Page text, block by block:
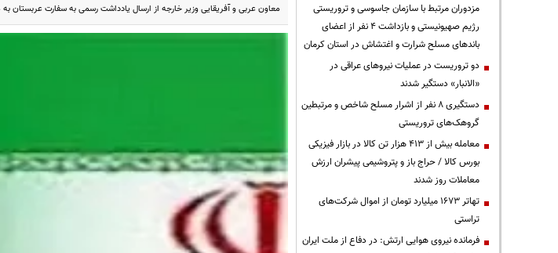
معاون عربی و آفریقایی وزیر خارجه از ارسال یادداشت رسمی به سفارت عربستان
مزدوران مرتبط با سازمان جاسوسی و تروریستی
رژیم صهیونیستی و بازداشت ۴ نفر از اعضای
باندهای مسلح شرارت و اغتشاش در استان کرمان
دو تروریست در عملیات نیروهای عراقی در
«الانبار» دستگیر شدند
دستگیری ۸ نفر از اشرار مسلح شاخص و مرتبطین
گروهک‌های تروریستی
معامله بیش از ۴۱۳ هزار تن کالا در بازار فیزیکی
بورس کالا / حراج باز و پتروشیمی پیشران ارزش
معاملات روز شدند
تهاتر ۱۶۷۳ میلیارد تومان از اموال شرکت‌های
تراستی
فرمانده نیروی هوایی ارتش: در دفاع از ملت ایران